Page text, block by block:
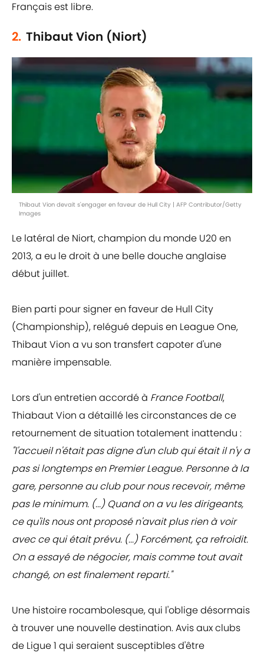
Français est libre.
2. Thibaut Vion (Niort)
Thibaut Vion devait s'engager en faveur de Hull City | AFP Contributor/Getty
Images
Le latéral de Niort, champion du monde U20 en
2013, a eu le droit à une belle douche anglaise
début juillet.
Bien parti pour signer en faveur de Hull City
(Championship), relégué depuis en League One,
Thibaut Vion a vu son transfert capoter d'une
manière impensable.
Lors d'un entretien accordé à France Football,
Thiabaut Vion a détaillé les circonstances de ce
retournement de situation totalement inattendu :
"l'accueil n'était pas digne d'un club qui était il n'y a
pas si longtemps en Premier League. Personne à la
gare, personne au club pour nous recevoir, même
pas le minimum. (...) Quand on a vu les dirigeants,
ce qu'ils nous ont proposé n'avait plus rien à voir
avec ce qui était prévu. (...) Forcément, ça refroidit.
On a essayé de négocier, mais comme tout avait
changé, on est finalement reparti."
Une histoire rocambolesque, qui l'oblige désormais
à trouver une nouvelle destination. Avis aux clubs
de Ligue 1 qui seraient susceptibles d'être